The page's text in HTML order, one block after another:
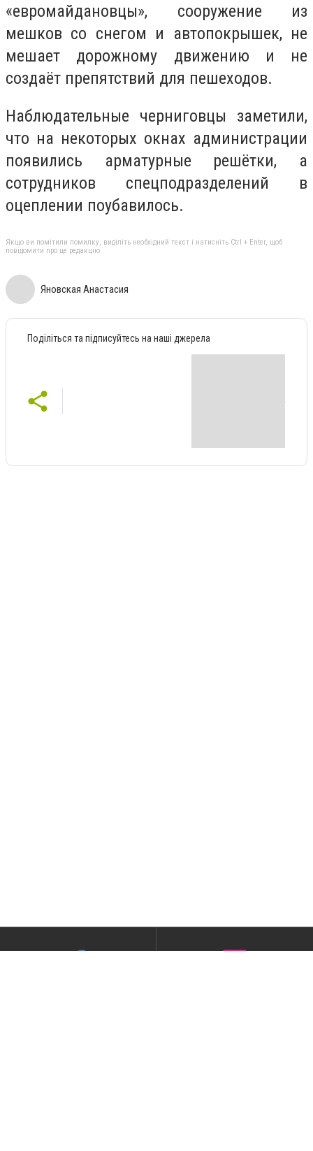
«евромайдановцы», сооружение из
мешков со снегом и автопокрышек, не
мешает дорожному движению и не
создаёт препятствий для пешеходов.
Наблюдательные черниговцы заметили,
что на некоторых окнах администрации
появились арматурные решётки, а
сотрудников спецподразделений в
оцеплении поубавилось.
Якщо ви помітили помилку, виділіть необхідний текст і натисніть Ctrl + Enter, щоб
повідомити про це редакцію
Яновская Анастасия
Поділіться та підписуйтесь на наші джерела